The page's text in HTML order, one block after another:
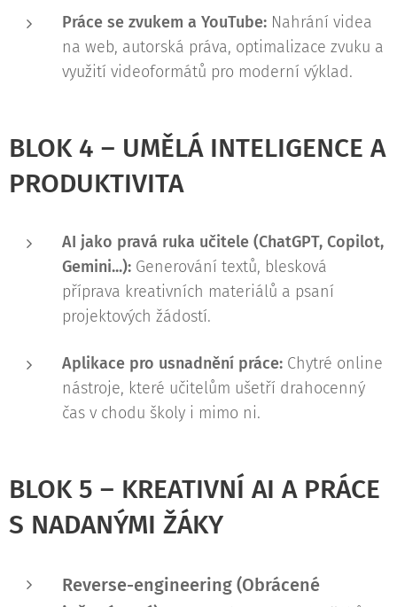
Práce se zvukem a YouTube: Nahrání videa
na web, autorská práva, optimalizace zvuku a
využití videoformátů pro moderní výklad.
BLOK 4 – UMĚLÁ INTELIGENCE A
PRODUKTIVITA
AI jako pravá ruka učitele (ChatGPT, Copilot,
Gemini...): Generování textů, blesková
příprava kreativních materiálů a psaní
projektových žádostí.
Aplikace pro usnadnění práce: Chytré online
nástroje, které učitelům ušetří drahocenný
čas v chodu školy i mimo ni.
BLOK 5 – KREATIVNÍ AI A PRÁCE
S NADANÝMI ŽÁKY
Reverse-engineering (Obrácené